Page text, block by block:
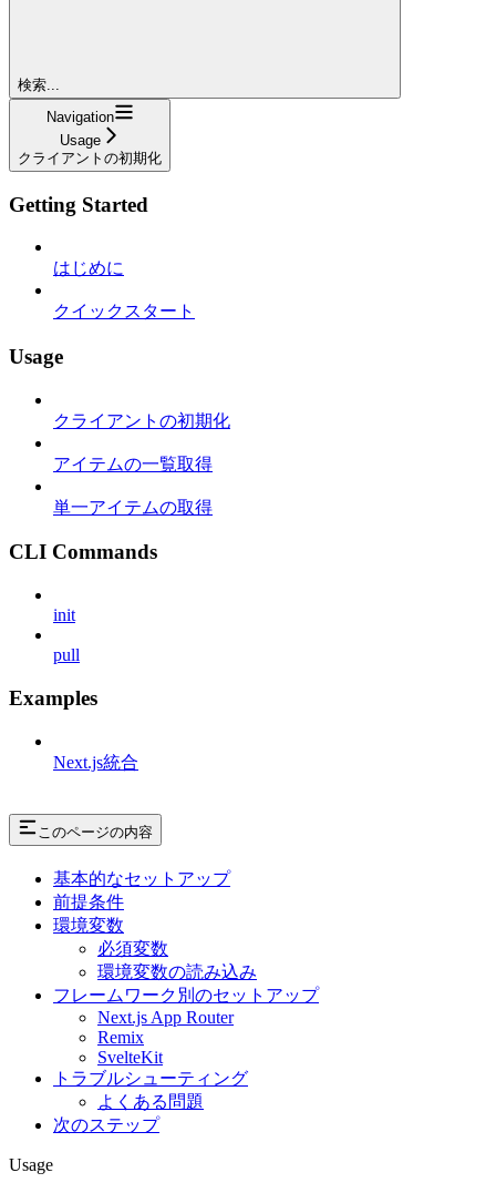
検索...
Navigation
Usage
クライアントの初期化
Getting Started
はじめに
クイックスタート
Usage
クライアントの初期化
アイテムの一覧取得
単一アイテムの取得
CLI Commands
init
pull
Examples
Next.js統合
このページの内容
基本的なセットアップ
前提条件
環境変数
必須変数
環境変数の読み込み
フレームワーク別のセットアップ
Next.js App Router
Remix
SvelteKit
トラブルシューティング
よくある問題
次のステップ
Usage